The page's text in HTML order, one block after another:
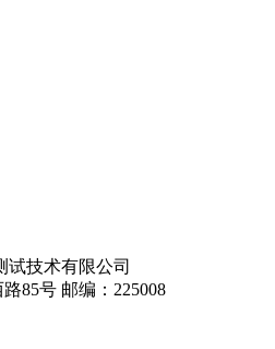
试技术有限公司
85号 邮编：225008